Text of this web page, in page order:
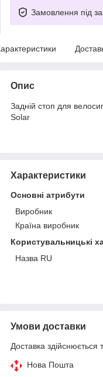
Замовлення під
Опис
Задній стоп для
Solar
Характеристики
Основні атрибути
Виробник
Країна виробник
Користувальницькі
Назва RU
Умови доставки
Доставка здійснюється
Нова Пошта